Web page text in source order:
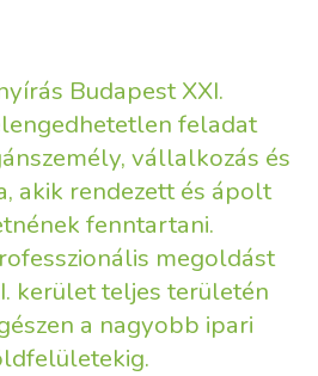
Budapest XXI.
feladat
vállalkozás és
akik rendezett és ápolt
fenntartani.
megoldást
kerület teljes területén
a nagyobb ipari